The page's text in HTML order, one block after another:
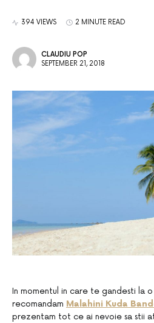
394 VIEWS 2 MINUTE READ
CLAUDIU POP
SEPTEMBER 21, 2018
In momentul in care te gandesti la o
recomandam Malahini Kuda
prezentam tot ce ai nevoie sa stii